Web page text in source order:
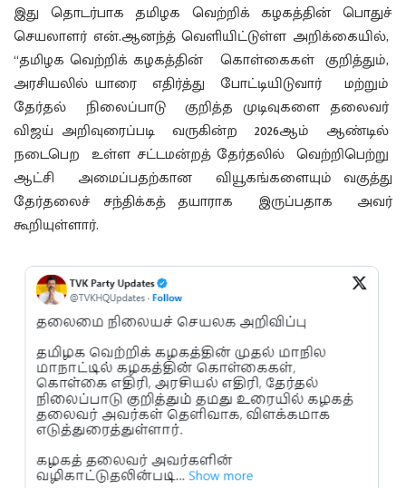
இது தொடர்பாக தமிழக வெற்றிக் கழகத்தின் பொதுச்
செயலாளர் என்.ஆனந்த் வெளியிட்டுள்ள அறிக்கையில்,
“தமிழக வெற்றிக் கழகத்தின் கொள்கைகள் குறித்தும்,
அரசியலில் யாரை எதிர்த்து போட்டியிடுவார் மற்றும்
தேர்தல் நிலைப்பாடு குறித்த முடிவுகளை தலைவர்
விஜய் அறிவுரைப்படி வருகின்ற 2026ஆம் ஆண்டில்
நடைபெற உள்ள சட்டமன்றத் தேர்தலில் வெற்றிபெற்று
ஆட்சி அமைப்பதற்கான வியூகங்களையும் வகுத்து
தேர்தலைச் சந்திக்கத் தயாராக இருப்பதாக அவர்
கூறியுள்ளார்.